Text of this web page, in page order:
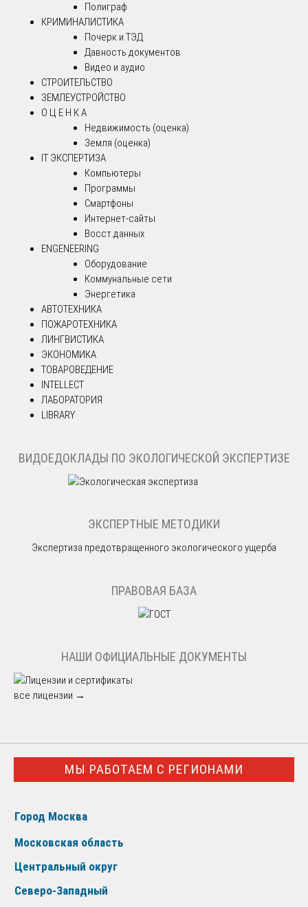
Полиграф
КРИМИНАЛИСТИКА
Почерк и ТЭД
Давность документов
Видео и аудио
СТРОИТЕЛЬСТВО
ЗЕМЛЕУСТРОЙСТВО
О Ц Е Н К А
Недвижимость (оценка)
Земля (оценка)
IT ЭКСПЕРТИЗА
Компьютеры
Программы
Смартфоны
Интернет-сайты
Восст.данных
ENGENEERING
Оборудование
Коммунальные сети
Энергетика
АВТОТЕХНИКА
ПОЖАРОТЕХНИКА
ЛИНГВИСТИКА
ЭКОНОМИКА
ТОВАРОВЕДЕНИЕ
INTELLECT
ЛАБОРАТОРИЯ
LIBRARY
ВИДОЕДОКЛАДЫ ПО ЭКОЛОГИЧЕСКОЙ ЭКСПЕРТИЗЕ
ЭКСПЕРТНЫЕ МЕТОДИКИ
Экспертиза предотвращенного экологического ущерба
ПРАВОВАЯ БАЗА
НАШИ ОФИЦИАЛЬНЫЕ ДОКУМЕНТЫ
все лицензии →
МЫ РАБОТАЕМ С РЕГИОНАМИ
Город Москва
Московская область
Центральный округ
Северо-Западный